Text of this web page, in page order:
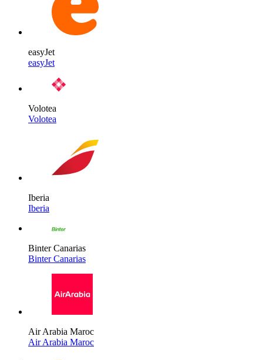
easyJet
easyJet
Volotea
Volotea
Iberia
Iberia
Binter Canarias
Binter Canarias
Air Arabia Maroc
Air Arabia Maroc